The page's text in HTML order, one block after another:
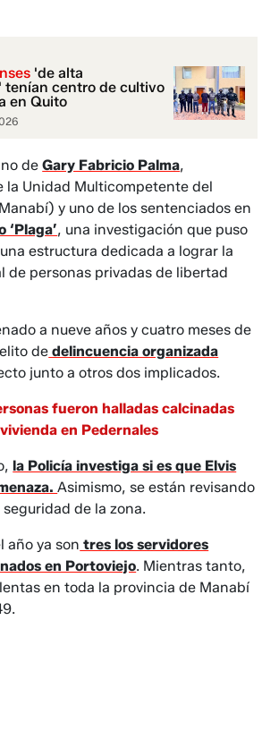
'de alta
tenían centro de cultivo
en Quito
deGary Fabricio Palma,
la Unidad Multicompetente del
y uno de los sentenciados en
‘Plaga’, una investigación que puso
estructura dedicada a lograr la
de personas privadas de libertad
a nueve años y cuatro meses de
de delincuencia organizada
junto a otros dos implicados.
fueron halladas calcinadas
en Pedernales
la Policía investiga si es que Elvis
Asimismo, se están revisando
de la zona.
año ya son tres los servidores
en Portoviejo. Mientras tanto,
en toda la provincia de Manabí